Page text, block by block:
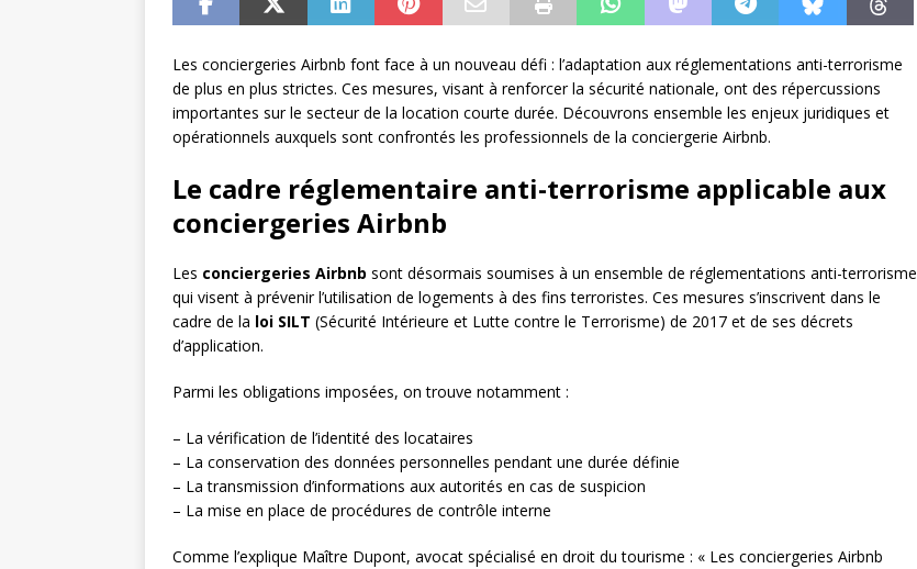
Les conciergeries Airbnb font face à un nouveau défi : l’adaptation aux réglementations anti-terrorisme
de plus en plus strictes. Ces mesures, visant à renforcer la sécurité nationale, ont des répercussions
importantes sur le secteur de la location courte durée. Découvrons ensemble les enjeux juridiques et
opérationnels auxquels sont confrontés les professionnels de la conciergerie Airbnb.
Le cadre réglementaire anti-terrorisme applicable aux
conciergeries Airbnb
Les conciergeries Airbnb sont désormais soumises à un ensemble de réglementations anti-terrorisme
qui visent à prévenir l’utilisation de logements à des fins terroristes. Ces mesures s’inscrivent dans le
cadre de la loi SILT (Sécurité Intérieure et Lutte contre le Terrorisme) de 2017 et de ses décrets
d’application.
Parmi les obligations imposées, on trouve notamment :
– La vérification de l’identité des locataires
– La conservation des données personnelles pendant une durée définie
– La transmission d’informations aux autorités en cas de suspicion
– La mise en place de procédures de contrôle interne
Comme l’explique Maître Dupont, avocat spécialisé en droit du tourisme : « Les conciergeries Airbnb